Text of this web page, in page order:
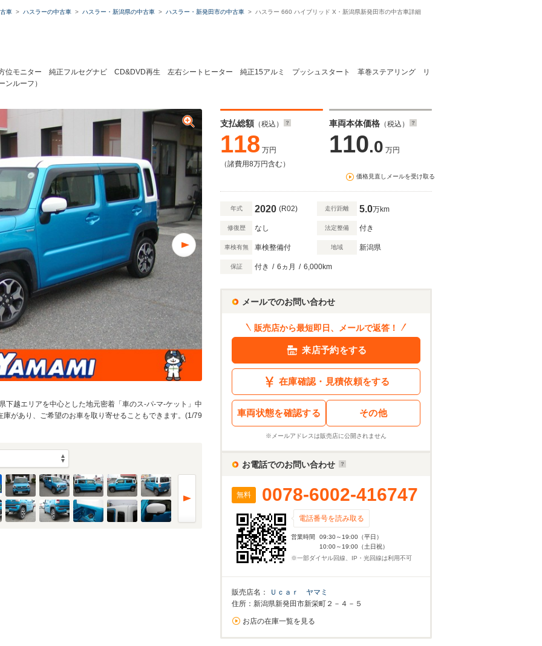
車 ハスラーの中古車 ハスラー・新潟県の中古車 ハスラー・新発田市の中古車 ハスラー 660 ハイブリッド X・新潟県新発田市の中古車詳細
位モニター 純正フルセグナビ CD&DVD再生 左右シートヒーター 純正15アルミ プッシュスタート 革巻ステアリング リ
ルーフ）
下越エリアを中心とした地元密着「車のス-パ-マ-ケット」中
があり、ご希望のお車を取り寄せることもできます。(1/79
支払総額 （税込）
118 万円
（諸費用8万円含む）
車両本体価格 （税込）
110.0 万円
価格見直しメールを受け取る
年式 2020 (R02) 走行距離 5.0万km
修復歴 なし 法定整備 付き
車検有無 車検整備付 地域 新潟県
保証 付き / 6ヵ月 / 6,000km
メールでのお問い合わせ
販売店から最短即日、メールで返答！
来店予約をする
在庫確認・見積依頼をする
車両状態を確認する その他
※メールアドレスは販売店に公開されません
お電話でのお問い合わせ
無料 0078-6002-416747
電話番号を読み取る
営業時間
09:30～19:00（平日）
10:00～19:00（土日祝）
※一部ダイヤル回線、IP・光回線は利用不可
販売店名：
Ｕｃａｒ ヤマミ
住所：新潟県新発田市新栄町２－４－５
お店の在庫一覧を見る